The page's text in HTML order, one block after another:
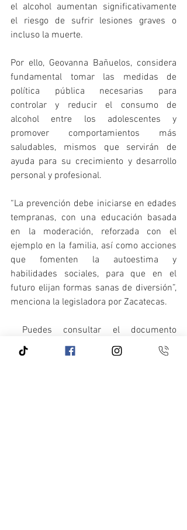
el alcohol aumentan significativamente
el riesgo de sufrir lesiones graves o
incluso la muerte.
Por ello, Geovanna Bañuelos, considera
fundamental tomar las medidas de
política pública necesarias para
controlar y reducir el consumo de
alcohol entre los adolescentes y
promover comportamientos más
saludables, mismos que servirán de
ayuda para su crecimiento y desarrollo
personal y profesional.
“La prevención debe iniciarse en edades
tempranas, con una educación basada
en la moderación, reforzada con el
ejemplo en la familia, así como acciones
que fomenten la autoestima y
habilidades sociales, para que en el
futuro elijan formas sanas de diversión”,
menciona la legisladora por Zacatecas.
legislativo en el siguiente enlace:
https://www.senado.gob.mx/66/gaceta_